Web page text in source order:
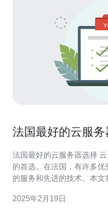
法国最好的云服务
法国最好的云服务器选择 云服务器已成为当今企业和个人
的首选。在法国，有许多
的服务和先进的技术。本
种云服务器方案，包括共享
2025年2月19日